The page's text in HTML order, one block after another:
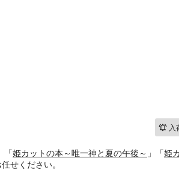
入
「姫カットの本～唯一神と夏の午後～ 」「姫
せください。